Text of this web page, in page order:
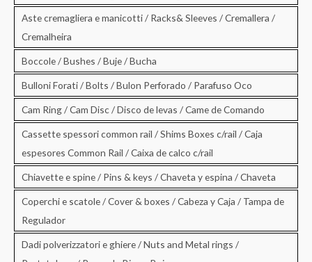
Aste cremagliera e manicotti / Racks& Sleeves / Cremallera /
Cremalheira
Boccole / Bushes / Buje / Bucha
Bulloni Forati / Bolts / Bulon Perforado / Parafuso Oco
Cam Ring / Cam Disc / Disco de levas / Came de Comando
Cassette spessori common rail / Shims Boxes c/rail / Caja
espesores Common Rail / Caixa de calco c/rail
Chiavette e spine / Pins & keys / Chaveta y espina / Chaveta
Coperchi e scatole / Cover & boxes / Cabeza y Caja / Tampa de
Regulador
Dadi polverizzatori e ghiere / Nuts and Metal rings /